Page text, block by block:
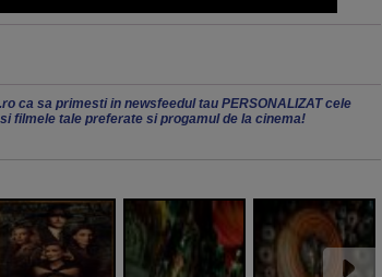
ca sa primesti in newsfeedul tau PERSONALIZAT cele
filmele tale preferate si progamul de la cinema!